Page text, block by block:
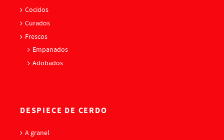
Cocidos
Curados
Frescos
Empanados
Adobados
DESPIECE DE CERDO
A granel